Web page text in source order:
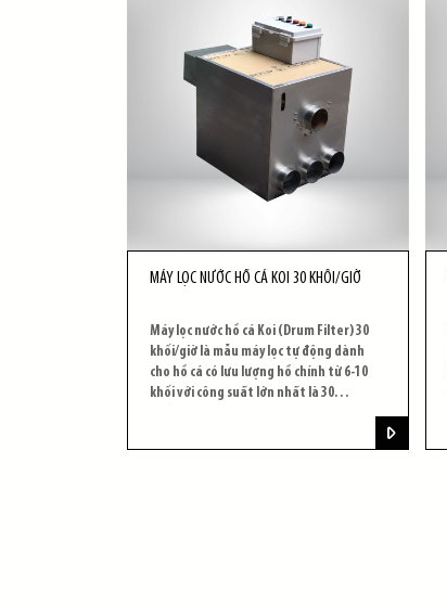
MÁY LỌC NƯỚC HỒ CÁ KOI 30 KHỐI/GIỜ
Máy lọc nước hồ cá Koi (Drum Filter) 30
khối/giờ là mẫu máy lọc tự động dành
cho hồ cá có lưu lượng hồ chính từ 6-10
khối với công suất lớn nhất là 30